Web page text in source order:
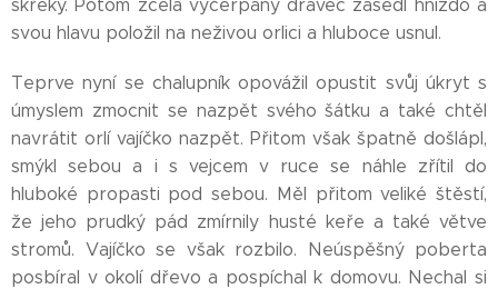
skřeky. Potom zcela vyčerpaný dravec zasedl hnízdo a
svou hlavu položil na neživou orlici a hluboce usnul.
Teprve nyní se chalupník opovážil opustit svůj úkryt s
úmyslem zmocnit se nazpět svého šátku a také chtěl
navrátit orlí vajíčko nazpět. Přitom však špatně došlápl,
smýkl sebou a i s vejcem v ruce se náhle zřítil do
hluboké propasti pod sebou. Měl přitom veliké štěstí,
že jeho prudký pád zmírnily husté keře a také větve
stromů. Vajíčko se však rozbilo. Neúspěšný poberta
posbíral v okolí dřevo a pospíchal k domovu. Nechal si